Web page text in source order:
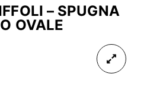
– SPUGNA
OVALE